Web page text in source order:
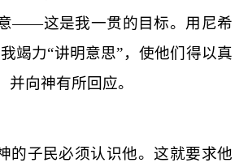
——这是我一贯的目标。用尼希
竭力“讲明意思”，使他们得以真
并向神有所回应。
的子民必须认识他。这就要求他